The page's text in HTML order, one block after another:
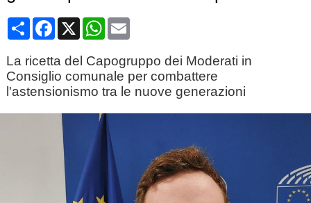
CondividiFacebook
X WhatsApp
Email
La ricetta del Capogruppo dei Moderati in
Consiglio comunale per combattere
l'astensionismo tra le nuove generazioni